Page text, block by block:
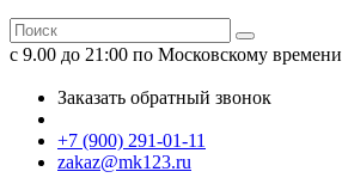
c 9.00 до 21:00 по Московскому времени
Заказать обратный звонок
+7 (900) 291-01-11
zakaz@mk123.ru